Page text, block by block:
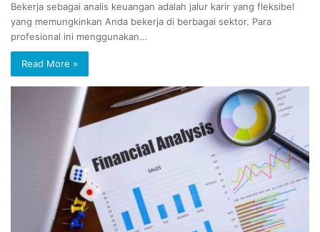
Bekerja sebagai analis keuangan adalah jalur karir yang fleksibel
yang memungkinkan Anda bekerja di berbagai sektor. Para
profesional ini menggunakan…
Read More »